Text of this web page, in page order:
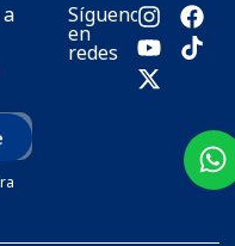
Síguenos
en
redes